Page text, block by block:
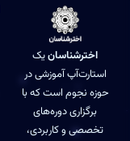
اخترشناسانیک
استارت‌آپ آموزشی در
حوزه نجوم است که با
برگزاری دوره‌های
تخصصی و کاربردی،